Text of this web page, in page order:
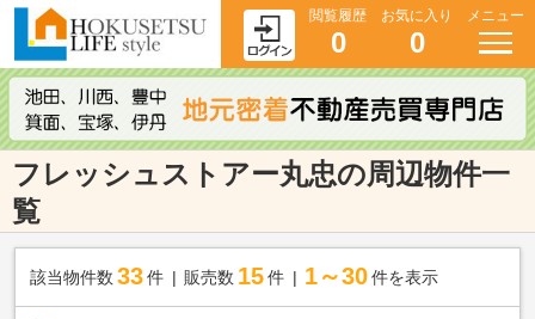
閲覧履歴
0
お気に入り
0
メニュー
フレッシュストアー丸忠の周辺物件一
覧
該当物件数 33件 販売数 15 件 1～30 件を表示